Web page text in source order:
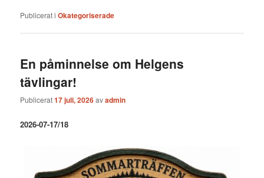
Publicerat i Okategoriserade
En påminnelse om Helgens
tävlingar!
Publicerat17 juli, 2026avadmin
2026-07-17/18